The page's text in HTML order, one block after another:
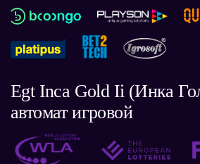
Egt Inca Gold Ii (Инка
автомат игровой